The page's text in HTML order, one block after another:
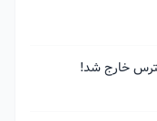
خارج شد!